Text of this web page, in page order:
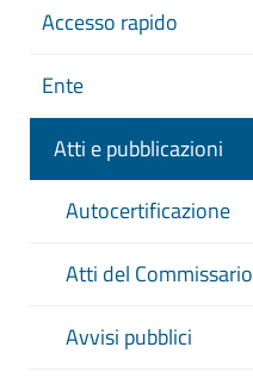
Accesso rapido
Ente
Atti e pubblicazioni
Autocertificazione
Atti del Commissario
Avvisi pubblici